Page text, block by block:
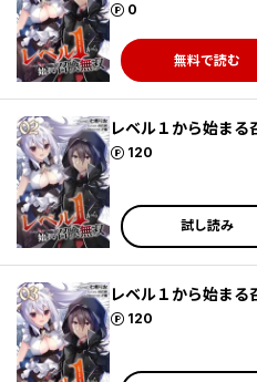
0
ポイント
無料で読む
レベル１から始まる
120
ポイント
試し読み
レベル１から始まる
120
ポイント